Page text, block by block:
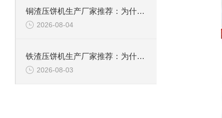
铜渣压饼机生产厂家推荐：为什么恩派特成为众多企业的信赖？
2026-08-04
铁渣压饼机生产厂家推荐：为什么恩派特成为众多企业的优选？
2026-08-03